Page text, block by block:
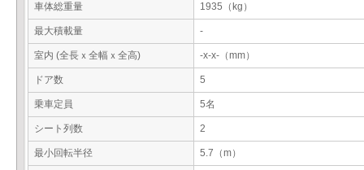
車体総重量 1935（kg）
最大積載量 -
室内 (全長ｘ全幅ｘ全高) -x-x-（mm）
ドア数 5
乗車定員 5名
シート列数 2
最小回転半径 5.7（m）